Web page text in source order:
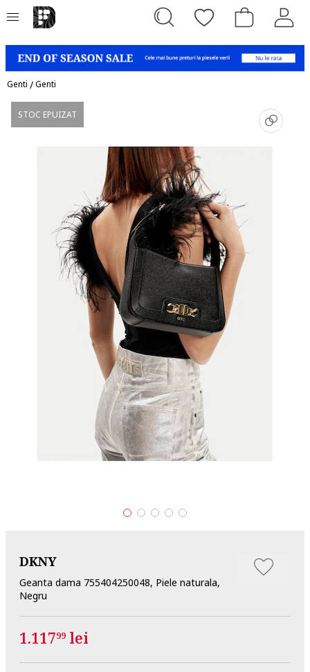
Genti /Genti
STOC EPUIZAT
DKNY
Geanta dama 755404250048, Piele naturala,
Negru
1.11799 lei